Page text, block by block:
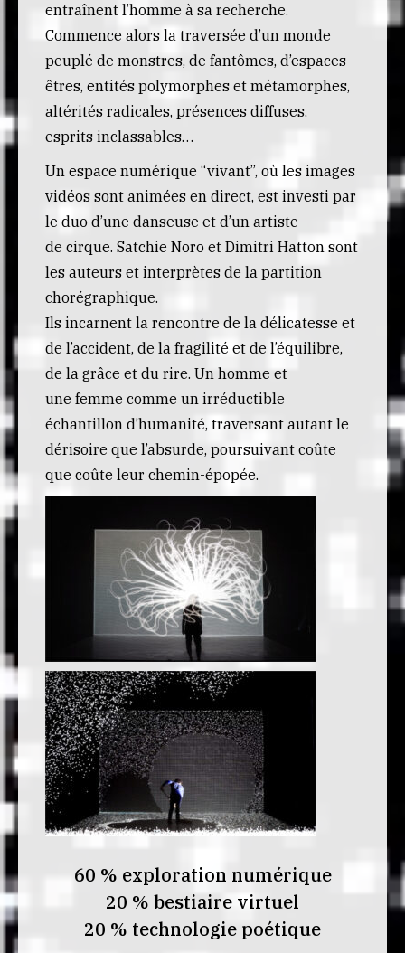
entraînent l’homme à sa recherche.
Commence alors la traversée d’un monde
peuplé de monstres, de fantômes, d’espaces-
êtres, entités polymorphes et métamorphes,
altérités radicales, présences diffuses,
esprits inclassables…
Un espace numérique “vivant”, où les images
vidéos sont animées en direct, est investi par
le duo d’une danseuse et d’un artiste
de cirque. Satchie Noro et Dimitri Hatton sont
les auteurs et interprètes de la partition
chorégraphique.
Ils incarnent la rencontre de la délicatesse et
de l’accident, de la fragilité et de l’équilibre,
de la grâce et du rire. Un homme et
une femme comme un irréductible
échantillon d’humanité, traversant autant le
dérisoire que l’absurde, poursuivant coûte
que coûte leur chemin-épopée.
60 % exploration numérique
20 % bestiaire virtuel
20 % technologie poétique